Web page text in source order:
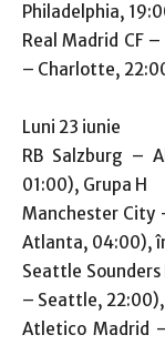
Philadelphia,
Real Madrid CF
– Charlotte,
Luni 23 iunie
RB Salzburg –
01:00), Grupa H
Manchester City
Atlanta, 04:00),
Seattle Sounders
– Seattle, 22:00),
Atletico Madrid